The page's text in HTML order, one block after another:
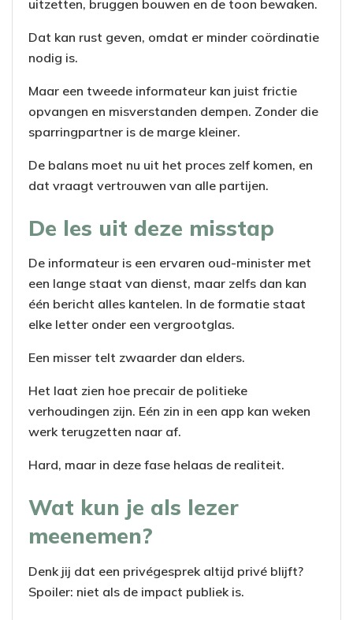
uitzetten, bruggen bouwen en de toon bewaken.
Dat kan rust geven, omdat er minder coördinatie
nodig is.
Maar een tweede informateur kan juist frictie
opvangen en misverstanden dempen. Zonder die
sparringpartner is de marge kleiner.
De balans moet nu uit het proces zelf komen, en
dat vraagt vertrouwen van alle partijen.
De les uit deze misstap
De informateur is een ervaren oud-minister met
een lange staat van dienst, maar zelfs dan kan
één bericht alles kantelen. In de formatie staat
elke letter onder een vergrootglas.
Een misser telt zwaarder dan elders.
Het laat zien hoe precair de politieke
verhoudingen zijn. Eén zin in een app kan weken
werk terugzetten naar af.
Hard, maar in deze fase helaas de realiteit.
Wat kun je als lezer
meenemen?
Denk jij dat een privégesprek altijd privé blijft?
Spoiler: niet als de impact publiek is.